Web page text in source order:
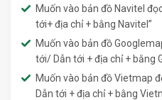
Muốn vào bản đồ Navitel
tới+ địa chỉ + bằng Navitel”
Muốn vào bản đồ
tới/ Dẫn tới + địa chỉ + bằng
Muốn vào bản đồ Vietmap
Dẫn tới + địa chỉ + bằng